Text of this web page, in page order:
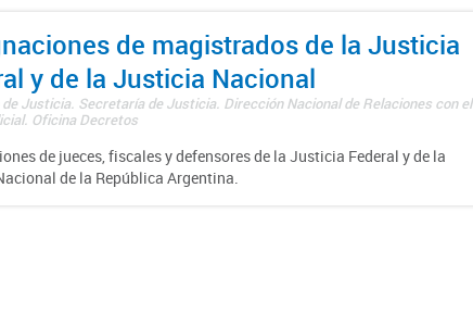
de magistrados de la Justicia
y de la Justicia Nacional
Justicia. Secretaría de Justicia. Dirección Nacional de Relaciones con el
Oficina Decretos
de jueces, fiscales y defensores de la Justicia Federal y de la
de la República Argentina.